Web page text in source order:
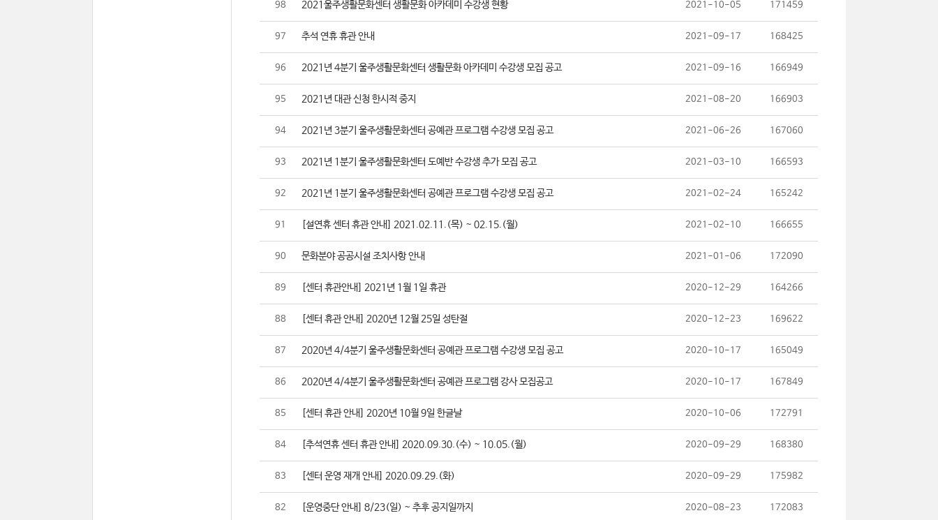
98 2021울주생활문화센터 생활문화 아카데미 수강생 현황 2021-10-05 171459
97 추석 연휴 휴관 안내 2021-09-17 168425
96 2021년 4분기 울주생활문화센터 생활문화 아카데미 수강생 모집 공고 2021-09-16 166949
95 2021년 대관 신청 한시적 중지 2021-08-20 166903
94 2021년 3분기 울주생활문화센터 공예관 프로그램 수강생 모집 공고 2021-06-26 167060
93 2021년 1분기 울주생활문화센터 도예반 수강생 추가 모집 공고 2021-03-10 166593
92 2021년 1분기 울주생활문화센터 공예관 프로그램 수강생 모집 공고 2021-02-24 165242
91 [설연휴 센터 휴관 안내] 2021.02.11.(목) ~ 02.15.(월) 2021-02-10 166655
90 문화분야 공공시설 조치사항 안내 2021-01-06 172090
89 [센터 휴관안내] 2021년 1월 1일 휴관 2020-12-29 164266
88 [센터 휴관 안내] 2020년 12월 25일 성탄절 2020-12-23 169622
87 2020년 4/4분기 울주생활문화센터 공예관 프로그램 수강생 모집 공고 2020-10-17 165049
86 2020년 4/4분기 울주생활문화센터 공예관 프로그램 강사 모집공고 2020-10-17 167849
85 [센터 휴관 안내] 2020년 10월 9일 한글날 2020-10-06 172791
84 [추석연휴 센터 휴관 안내] 2020.09.30.(수) ~ 10.05.(월) 2020-09-29 168380
83 [센터 운영 재개 안내] 2020.09.29.(화) 2020-09-29 175982
82 [운영중단 안내] 8/23(일) ~ 추후 공지일까지 2020-08-23 172083